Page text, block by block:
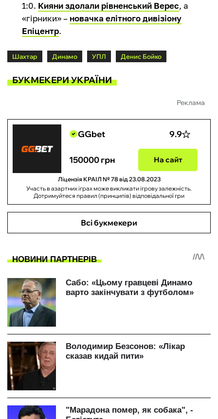
1:0. Кияни здолали рівненський Верес, а
«гірники» – новачка елітного дивізіону
Епіцентр.
Шахтар Динамо УПЛ Денис Бойко
БУКМЕКЕРИ УКРАЇНИ
Реклама
GGbet 9.9
150000 грн На сайт
Ліцензія КРАІЛ № 78 від 23.08.2023
Участь в азартних іграх може викликати ігрову залежність.
Дотримуйтеся правил (принципів) відповідальної гри
Всі букмекери